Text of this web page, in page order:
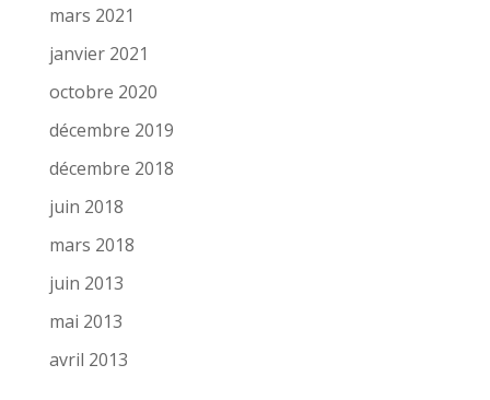
mars 2021
janvier 2021
octobre 2020
décembre 2019
décembre 2018
juin 2018
mars 2018
juin 2013
mai 2013
avril 2013